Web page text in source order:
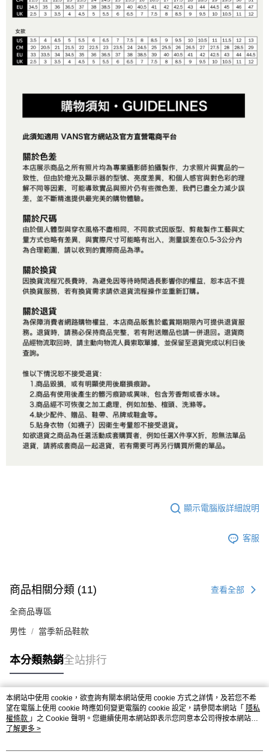
顯示電腦版詳細說明
客服
商品相關分類 (11) 查看全部
全商品專區
男性 當季新品鞋款
本分類熱銷全站排行
熱門標籤
本網站中使用 cookie，欲查詢有關本網站使用 cookie 方式之詳情，及若您不希
望在電腦上使用 cookie 時應如何變更電腦的 cookie 設定，請參閱本網站「 隱私
權條款 」之 Cookie 聲明。您繼續使用本網站即表示您同意本公司得按本網站使
用條款之 Cookie 聲明使用 cookie。
了解更多 >